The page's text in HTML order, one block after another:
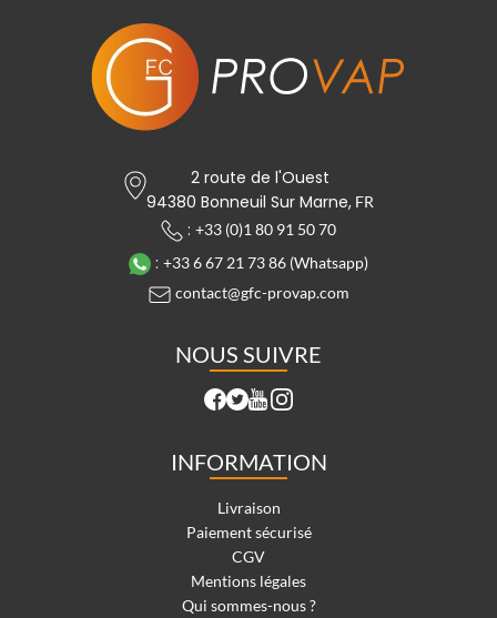
2 route de l'Ouest
94380 Bonneuil Sur Marne,FR
: +33 (0)1 80 91 50 70
: +33 6 67 21 73 86 (Whatsapp)
contact@gfc-provap.com
NOUS SUIVRE
INFORMATION
Livraison
Paiement sécurisé
CGV
Mentions légales
Qui sommes-nous ?